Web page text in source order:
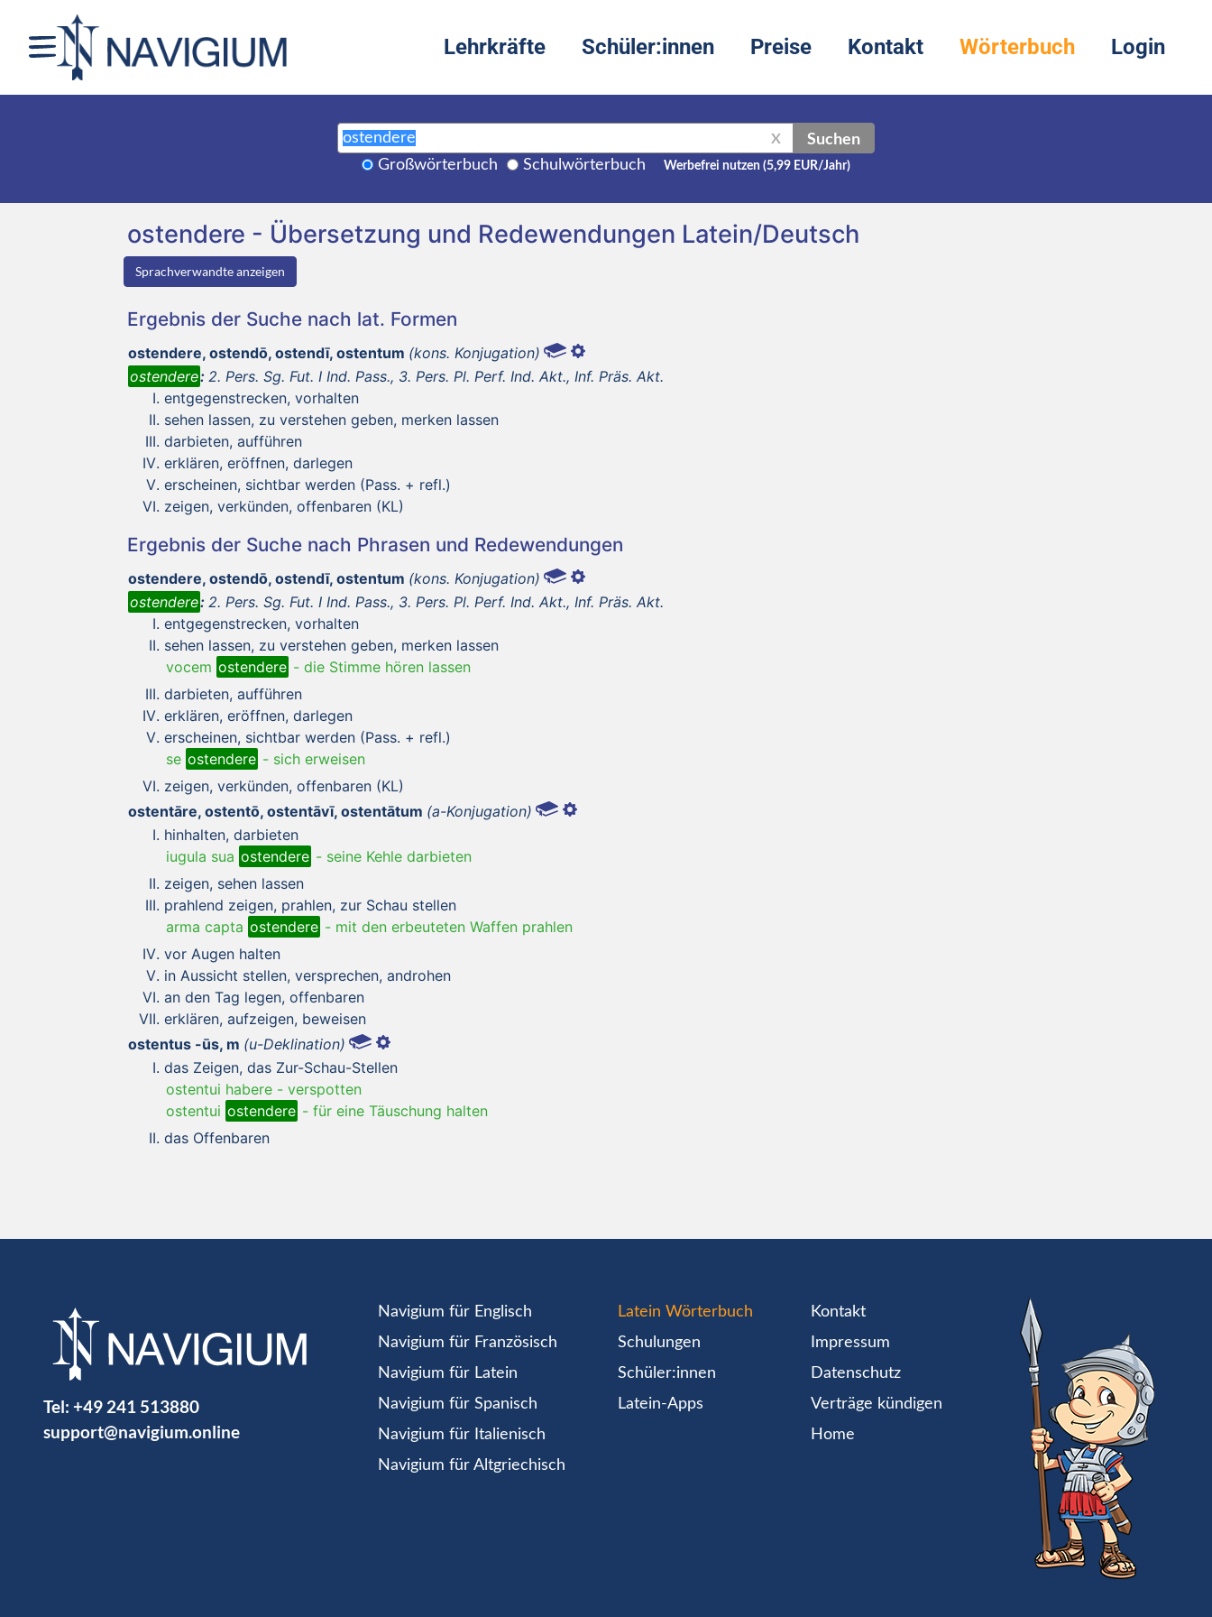
Lehrkräfte Schüler:innen Preise Kontakt Wörterbuch Login
X Suchen
Großwörterbuch Schulwörterbuch Werbefrei nutzen (5,99 EUR/Jahr)
ostendere - Übersetzung und Redewendungen Latein/Deutsch
Sprachverwandte anzeigen
Ergebnis der Suche nach lat. Formen
ostendere, ostendō, ostendī, ostentum (kons. Konjugation)
ostendere: 2. Pers. Sg. Fut. I Ind. Pass., 3. Pers. Pl. Perf. Ind. Akt., Inf. Präs. Akt.
entgegenstrecken, vorhalten
sehen lassen, zu verstehen geben, merken lassen
darbieten, aufführen
erklären, eröffnen, darlegen
erscheinen, sichtbar werden (Pass. + refl.)
zeigen, verkünden, offenbaren (KL)
Ergebnis der Suche nach Phrasen und Redewendungen
ostendere, ostendō, ostendī, ostentum (kons. Konjugation)
ostendere: 2. Pers. Sg. Fut. I Ind. Pass., 3. Pers. Pl. Perf. Ind. Akt., Inf. Präs. Akt.
entgegenstrecken, vorhalten
sehen lassen, zu verstehen geben, merken lassen
vocem ostendere - die Stimme hören lassen
darbieten, aufführen
erklären, eröffnen, darlegen
erscheinen, sichtbar werden (Pass. + refl.)
se ostendere - sich erweisen
zeigen, verkünden, offenbaren (KL)
ostentāre, ostentō, ostentāvī, ostentātum (a-Konjugation)
hinhalten, darbieten
iugula sua ostendere - seine Kehle darbieten
zeigen, sehen lassen
prahlend zeigen, prahlen, zur Schau stellen
arma capta ostendere - mit den erbeuteten Waffen prahlen
vor Augen halten
in Aussicht stellen, versprechen, androhen
an den Tag legen, offenbaren
erklären, aufzeigen, beweisen
ostentus -ūs, m (u-Deklination)
das Zeigen, das Zur-Schau-Stellen
ostentui habere - verspotten
ostentui ostendere - für eine Täuschung halten
das Offenbaren
Tel: +49 241 513880
support@navigium.online
Navigium für Englisch
Navigium für Französisch
Navigium für Latein
Navigium für Spanisch
Navigium für Italienisch
Navigium für Altgriechisch
Latein Wörterbuch
Schulungen
Schüler:innen
Latein-Apps
Kontakt
Impressum
Datenschutz
Verträge kündigen
Home